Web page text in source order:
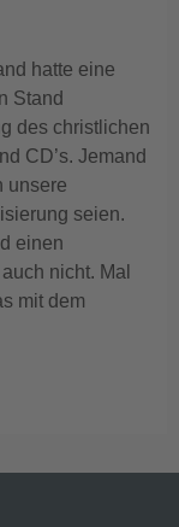
hatte eine
Stand
des christlichen
CD’s. Jemand
unsere
seien.
einen
nicht. Mal
mit dem